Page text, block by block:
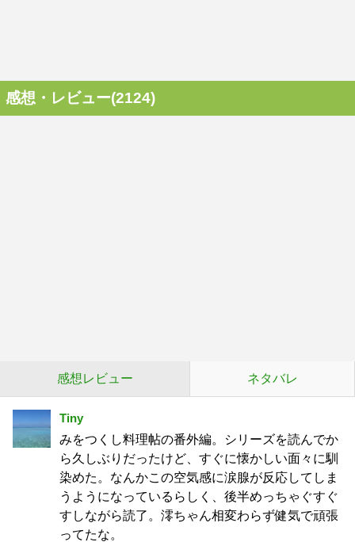
感想・レビュー(2124)
感想レビュー ネタバレ
Tiny
みをつくし料理帖の番外編。シリーズを読んでか
ら久しぶりだったけど、すぐに懐かしい面々に馴
染めた。なんかこの空気感に涙腺が反応してしま
うようになっているらしく、後半めっちゃぐすぐ
すしながら読了。澪ちゃん相変わらず健気で頑張
ってたな。